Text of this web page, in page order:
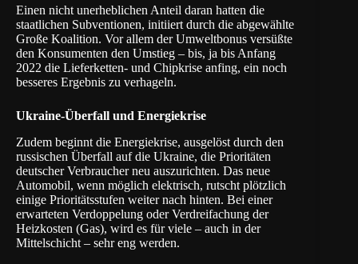
Einen nicht unerheblichen Anteil daran hatten die
staatlichen Subventionen, initiiert durch die abgewählte
Große Koalition. Vor allem der Umweltbonus versüßte
den Konsumenten den Umstieg – bis, ja bis Anfang
2022 die Lieferketten- und Chipkrise anfing, ein noch
besseres Ergebnis zu verhageln.
Ukraine-Überfall und Energiekrise
Zudem beginnt die Energiekrise, ausgelöst durch den
russischen Überfall auf die Ukraine, die Prioritäten
deutscher Verbraucher neu auszurichten. Das neue
Automobil, wenn möglich elektrisch, rutscht plötzlich
einige Prioritätsstufen weiter nach hinten. Bei einer
erwarteten Verdoppelung oder Verdreifachung der
Heizkosten (Gas), wird es für viele – auch in der
Mittelschicht – sehr eng werden.